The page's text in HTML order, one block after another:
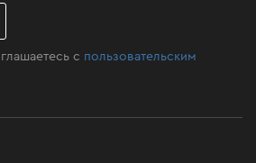
с пользовательским